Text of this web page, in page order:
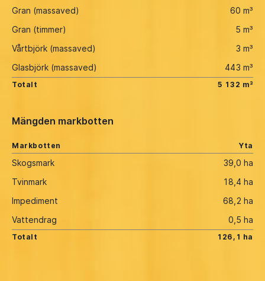
Gran (massaved)
60 m³
Gran (timmer)
5 m³
Vårtbjörk (massaved)
3 m³
Glasbjörk (massaved)
443 m³
Totalt 5 132 m³
Mängden markbotten
Markbotten Yta
Skogsmark
39,0 ha
Tvinmark
18,4 ha
Impediment
68,2 ha
Vattendrag
0,5 ha
Totalt 126,1 ha